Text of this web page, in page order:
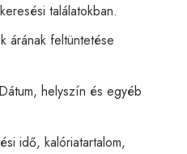
találatokban.
árának feltüntetése
Dátum, helyszín és egyéb
idő, kalóriatartalom,